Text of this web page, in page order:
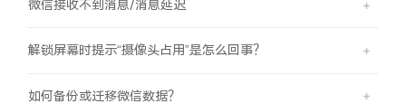
微信接收不到消息/消息延迟
解锁屏幕时提示“摄像头占用”是怎么回事？
如何备份或迁移微信数据？